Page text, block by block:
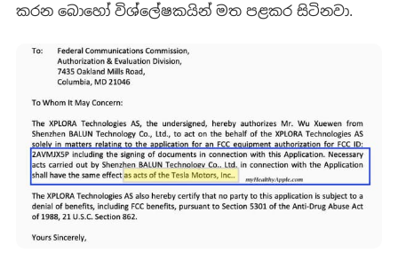
කරන බොහෝ විශ්ලේෂකයින් මත පළකර සිටිනවා.